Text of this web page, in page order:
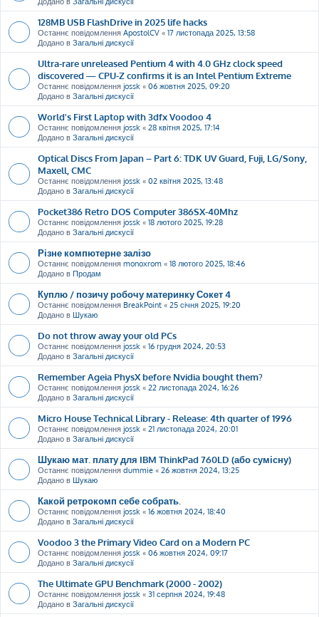
128MB USB FlashDrive in 2025 life hacks
Останнє повідомлення ApostolCV « 17 листопада 2025, 13:58
Додано в Загальні дискусії
Ultra-rare unreleased Pentium 4 with 4.0 GHz clock speed
discovered — CPU-Z confirms it is an Intel Pentium Extreme
Останнє повідомлення jossk « 06 жовтня 2025, 09:20
Додано в Загальні дискусії
World's First Laptop with 3dfx Voodoo 4
Останнє повідомлення jossk « 28 квітня 2025, 17:14
Додано в Загальні дискусії
Optical Discs From Japan – Part 6: TDK UV Guard, Fuji, LG/Sony,
Maxell, CMC
Останнє повідомлення jossk « 02 квітня 2025, 13:48
Додано в Загальні дискусії
Pocket386 Retro DOS Computer 386SX-40Mhz
Останнє повідомлення jossk « 18 лютого 2025, 19:28
Додано в Загальні дискусії
Різне компютерне залізо
Останнє повідомлення monoxrom « 18 лютого 2025, 18:46
Додано в Продам
Куплю / позичу робочу материнку Сокет 4
Останнє повідомлення BreakPoint « 25 січня 2025, 19:20
Додано в Шукаю
Do not throw away your old PCs
Останнє повідомлення jossk « 16 грудня 2024, 20:53
Додано в Загальні дискусії
Remember Ageia PhysX before Nvidia bought them?
Останнє повідомлення jossk « 22 листопада 2024, 16:26
Додано в Загальні дискусії
Micro House Technical Library - Release: 4th quarter of 1996
Останнє повідомлення jossk « 21 листопада 2024, 20:01
Додано в Загальні дискусії
Шукаю мат. плату для IBM ThinkPad 760LD (або сумісну)
Останнє повідомлення dummie « 26 жовтня 2024, 13:25
Додано в Шукаю
Какой ретрокомп себе собрать.
Останнє повідомлення jossk « 16 жовтня 2024, 18:40
Додано в Загальні дискусії
Voodoo 3 the Primary Video Card on a Modern PC
Останнє повідомлення jossk « 06 жовтня 2024, 09:17
Додано в Загальні дискусії
The Ultimate GPU Benchmark (2000 - 2002)
Останнє повідомлення jossk « 31 серпня 2024, 19:48
Додано в Загальні дискусії